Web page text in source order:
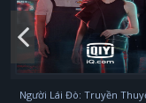
Tim